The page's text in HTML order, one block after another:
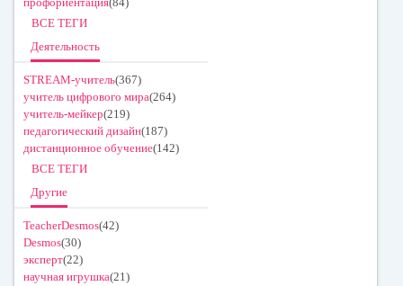
ВСЕ ТЕГИ
Деятельность
STREAM-учитель(367)
учитель цифрового мира(264)
учитель-мейкер(219)
педагогический дизайн(187)
дистанционное обучение(142)
ВСЕ ТЕГИ
Другие
TeacherDesmos(42)
Desmos(30)
эксперт(22)
научная игрушка(21)